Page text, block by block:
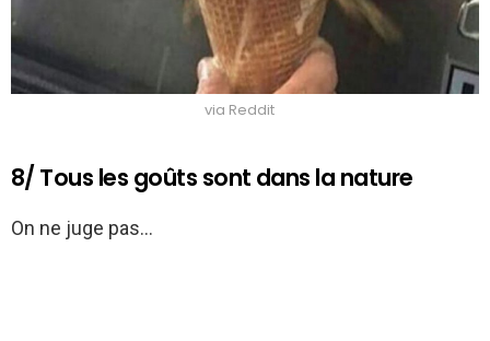
via Reddit
8/ Tous les goûts sont dans la nature
On ne juge pas…